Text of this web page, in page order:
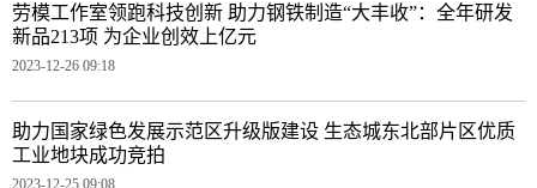
劳模工作室领跑科技创新 助力钢铁制造“大丰收”：全年研发
新品213项 为企业创效上亿元
2023-12-26 09:18
助力国家绿色发展示范区升级版建设 生态城东北部片区优质
工业地块成功竞拍
2023-12-25 09:08